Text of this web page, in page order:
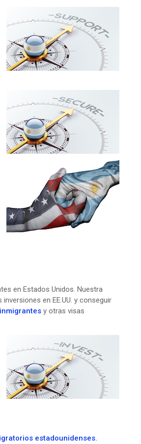
en Estados Unidos. Nuestra
en EE.UU. y conseguir
y otras visas
estadounidenses.